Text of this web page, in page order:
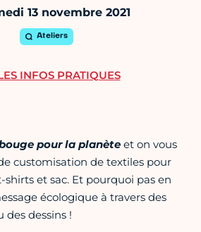
13 novembre 2021
Ateliers
pour la planète et on vous
customisation de textiles pour
shirts et sac. Et pourquoi pas en
écologique à travers des
des dessins !
INFOS PRATIQUES